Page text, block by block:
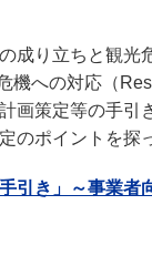
成り立ちと観
機への対応（
画策定等の手
のポイントを探
引き」～事業者